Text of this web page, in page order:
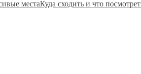
Куда сходить и что